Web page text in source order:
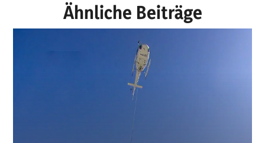
Ähnliche Beiträge